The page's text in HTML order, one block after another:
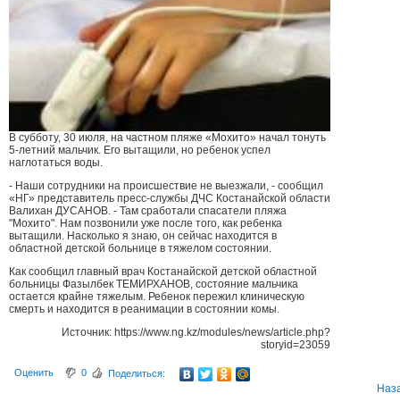
В субботу, 30 июля, на частном пляже «Мохито» начал тонуть
5-летний мальчик. Его вытащили, но ребенок успел
наглотаться воды.
- Наши сотрудники на происшествие не выезжали, - сообщил
«НГ» представитель пресс-службы ДЧС Костанайской области
Валихан ДУСАНОВ. - Там сработали спасатели пляжа
"Мохито". Нам позвонили уже после того, как ребенка
вытащили. Насколько я знаю, он сейчас находится в
областной детской больнице в тяжелом состоянии.
Как сообщил главный врач Костанайской детской областной
больницы Фазылбек ТЕМИРХАНОВ, состояние мальчика
остается крайне тяжелым. Ребенок пережил клиническую
смерть и находится в реанимации в состоянии комы.
Источник: https://www.ng.kz/modules/news/article.php?
storyid=23059
Оценить 0 Поделиться: